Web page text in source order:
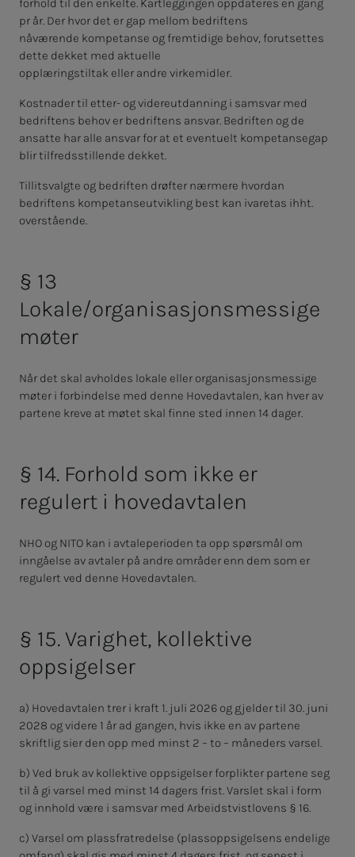
forhold til den enkelte. Kartleggingen oppdateres en gang
pr år. Der hvor det er gap mellom bedriftens
nåværende kompetanse og fremtidige behov, forutsettes
dette dekket med aktuelle
opplæringstiltak eller andre virkemidler.
Kostnader til etter- og videreutdanning i samsvar med
bedriftens behov er bedriftens ansvar. Bedriften og de
ansatte har alle ansvar for at et eventuelt kompetansegap
blir tilfredsstillende dekket.
Tillitsvalgte og bedriften drøfter nærmere hvordan
bedriftens kompetanseutvikling best kan ivaretas ihht.
overstående.
§ 13
Lokale/organisasjonsmessige
møter
Når det skal avholdes lokale eller organisasjonsmessige
møter i forbindelse med denne Hovedavtalen, kan hver av
partene kreve at møtet skal finne sted innen 14 dager.
§ 14. Forhold som ikke er
regulert i hovedavtalen
NHO og NITO kan i avtaleperioden ta opp spørsmål om
inngåelse av avtaler på andre områder enn dem som er
regulert ved denne Hovedavtalen.
§ 15. Varighet, kollektive
oppsigelser
a) Hovedavtalen trer i kraft 1. juli 2026 og gjelder til 30. juni
2028 og videre 1 år ad gangen, hvis ikke en av partene
skriftlig sier den opp med minst 2 – to – måneders varsel.
b) Ved bruk av kollektive oppsigelser forplikter partene seg
til å gi varsel med minst 14 dagers frist. Varslet skal i form
og innhold være i samsvar med Arbeidstvistlovens § 16.
c) Varsel om plassfratredelse (plassoppsigelsens endelige